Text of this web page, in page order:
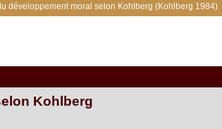
développement moral selon Kohlberg (Kohlberg 1984)
Kohlberg